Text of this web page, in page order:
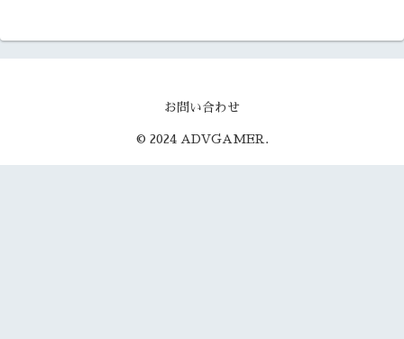
お問い合わせ
© 2024 ADVGAMER.